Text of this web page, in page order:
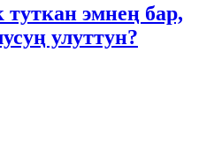
эмнең бар,
улуттун?